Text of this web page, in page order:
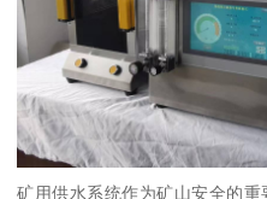
矿用供水系统作为矿山安全的